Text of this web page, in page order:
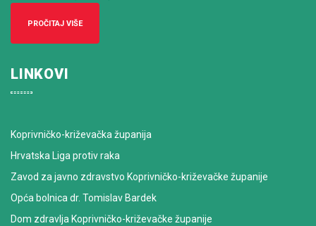
PROČITAJ VIŠE
LINKOVI
Koprivničko-križevačka županija
Hrvatska Liga protiv raka
Zavod za javno zdravstvo Koprivničko-križevačke županije
Opća bolnica dr. Tomislav Bardek
Dom zdravlja Koprivničko-križevačke županije